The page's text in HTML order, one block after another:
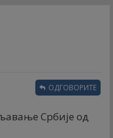
Србије од
ОДГОВОРИТЕ